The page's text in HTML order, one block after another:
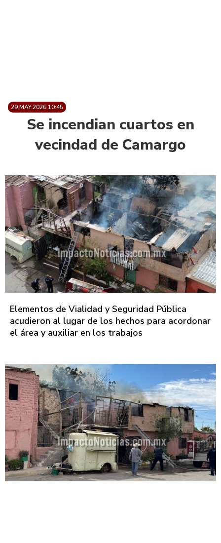
29.MAY.2026 10:45
Se incendian cuartos en
vecindad de Camargo
Elementos de Vialidad y Seguridad Pública
acudieron al lugar de los hechos para acordonar
el área y auxiliar en los trabajos